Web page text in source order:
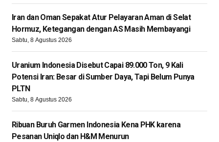
Iran dan Oman Sepakat Atur Pelayaran Aman di Selat
Hormuz, Ketegangan dengan AS Masih Membayangi
Sabtu, 8 Agustus 2026
Uranium Indonesia Disebut Capai 89.000 Ton, 9 Kali
Potensi Iran: Besar di Sumber Daya, Tapi Belum Punya
PLTN
Sabtu, 8 Agustus 2026
Ribuan Buruh Garmen Indonesia Kena PHK karena
Pesanan Uniqlo dan H&M Menurun